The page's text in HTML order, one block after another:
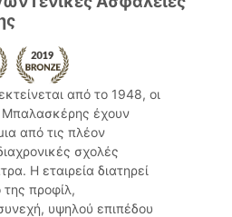
από το 1948, οι
έχουν
από τις πλέον
σχολές
Η εταιρεία διατηρεί
της προφίλ,
υψηλού επιπέδου